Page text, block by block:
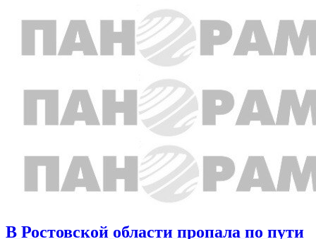
В Ростовской области пропала по пути